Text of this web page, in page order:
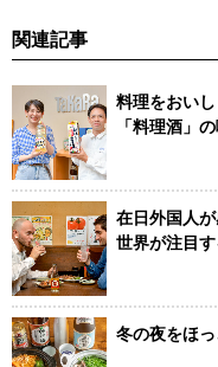
関連記事
料理をおい
「料理酒」
在日外国人
世界が注目
冬の夜をほ